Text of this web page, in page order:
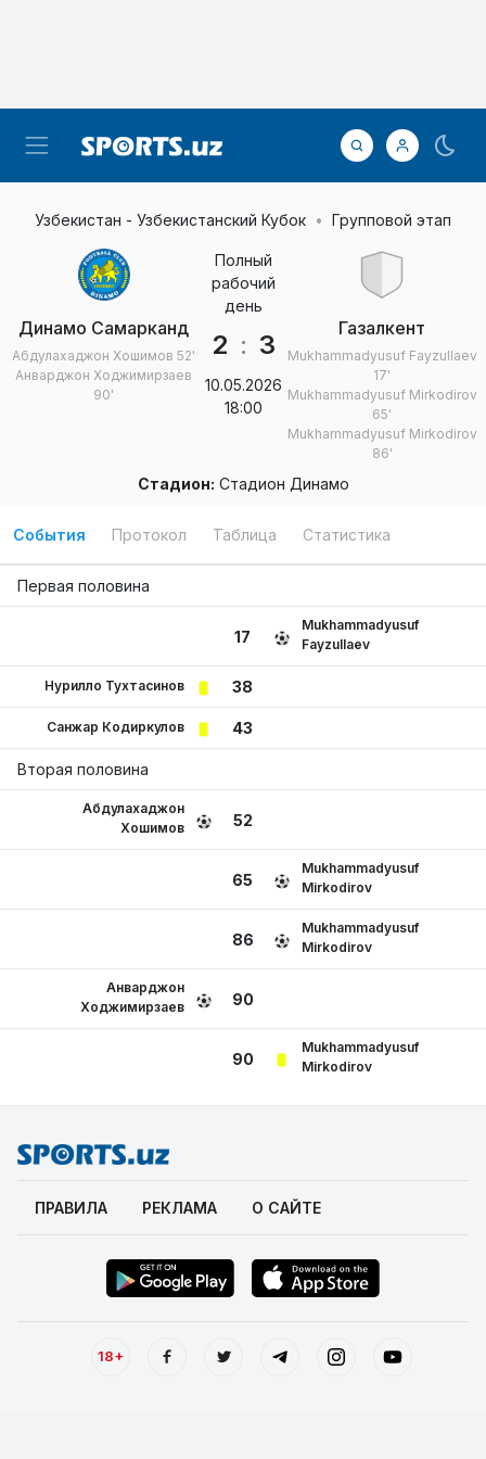
Узбекистан - Узбекистанский Кубок Групповой этап
Динамо Самарканд
Абдулахаджон Хошимов52'
Анварджон Ходжимирзаев
90'
Полный
рабочий
день
2 : 3
10.05.2026
18:00
Газалкент
Mukhammadyusuf Fayzullaev
17'
Mukhammadyusuf Mirkodirov
65'
Mukhammadyusuf Mirkodirov
86'
Стадион: Стадион Динамо
События Протокол Таблица Статистика
Первая половина
17
Mukhammadyusuf
Fayzullaev
38
Нурилло Тухтасинов
43
Санжар Кодиркулов
Вторая половина
52
Абдулахаджон
Хошимов
65
Mukhammadyusuf
Mirkodirov
86
Mukhammadyusuf
Mirkodirov
90
Анварджон
Ходжимирзаев
90
Mukhammadyusuf
Mirkodirov
ПРАВИЛА РЕКЛАМА О САЙТЕ
18+